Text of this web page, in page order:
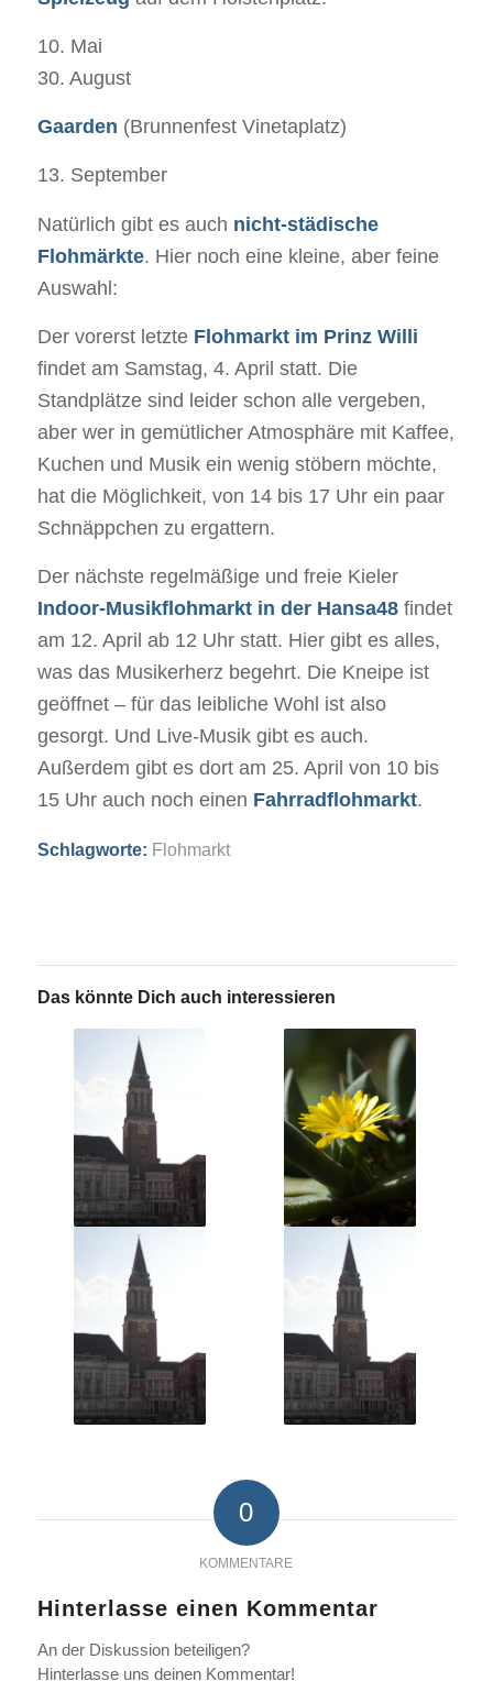
10. Mai
30. August
Gaarden (Brunnenfest Vinetaplatz)
13. September
Natürlich gibt es auch nicht-städische
Flohmärkte. Hier noch eine kleine, aber feine
Auswahl:
Der vorerst letzte Flohmarkt im Prinz Willi
findet am Samstag, 4. April statt. Die
Standplätze sind leider schon alle vergeben,
aber wer in gemütlicher Atmosphäre mit Kaffee,
Kuchen und Musik ein wenig stöbern möchte,
hat die Möglichkeit, von 14 bis 17 Uhr ein paar
Schnäppchen zu ergattern.
Der nächste regelmäßige und freie Kieler
Indoor-Musikflohmarkt in der Hansa48findet
am 12. April ab 12 Uhr statt. Hier gibt es alles,
was das Musikerherz begehrt. Die Kneipe ist
geöffnet – für das leibliche Wohl ist also
gesorgt. Und Live-Musik gibt es auch.
Außerdem gibt es dort am 25. April von 10 bis
15 Uhr auch noch einen Fahrradflohmarkt.
Schlagworte: Flohmarkt
Das könnte Dich auch interessieren
0
KOMMENTARE
Hinterlasse einen Kommentar
An der Diskussion beteiligen?
Hinterlasse uns deinen Kommentar!